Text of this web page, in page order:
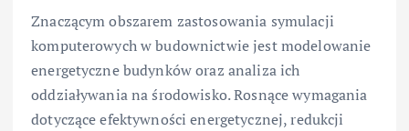
Znaczącym obszarem zastosowania symulacji
komputerowych w budownictwie jest modelowanie
energetyczne budynków oraz analiza ich
oddziaływania na środowisko. Rosnące wymagania
dotyczące efektywności energetycznej, redukcji